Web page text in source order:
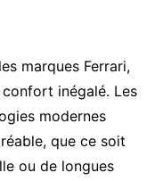
marques Ferrari,
inégalé. Les
modernes
que ce soit
ou de longues